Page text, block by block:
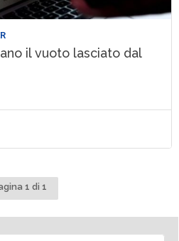
il vuoto lasciato dal
1 di 1